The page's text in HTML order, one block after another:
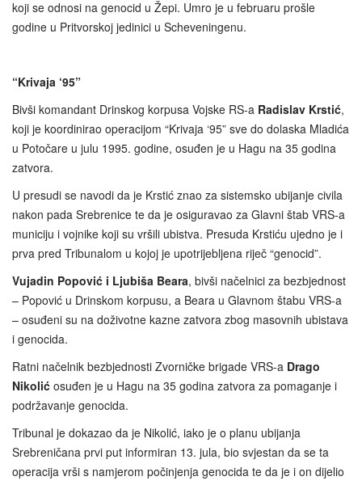
koji se odnosi na genocid u Žepi. Umro je u februaru prošle
godine u Pritvorskoj jedinici u Scheveningenu.
“Krivaja ‘95”
Bivši komandant Drinskog korpusa Vojske RS-a Radislav Krstić,
koji je koordinirao operacijom “Krivaja ‘95” sve do dolaska Mladića
u Potočare u julu 1995. godine, osuđen je u Hagu na 35 godina
zatvora.
U presudi se navodi da je Krstić znao za sistemsko ubijanje civila
nakon pada Srebrenice te da je osiguravao za Glavni štab VRS-a
municiju i vojnike koji su vršili ubistva. Presuda Krstiću ujedno je i
prva pred Tribunalom u kojoj je upotrijebljena riječ “genocid”.
Vujadin Popović i Ljubiša Beara, bivši načelnici za bezbjednost
– Popović u Drinskom korpusu, a Beara u Glavnom štabu VRS-a
– osuđeni su na doživotne kazne zatvora zbog masovnih ubistava
i genocida.
Ratni načelnik bezbjednosti Zvorničke brigade VRS-a Drago
Nikolić osuđen je u Hagu na 35 godina zatvora za pomaganje i
podržavanje genocida.
Tribunal je dokazao da je Nikolić, iako je o planu ubijanja
Srebreničana prvi put informiran 13. jula, bio svjestan da se ta
operacija vrši s namjerom počinjenja genocida te da je i on dijelio